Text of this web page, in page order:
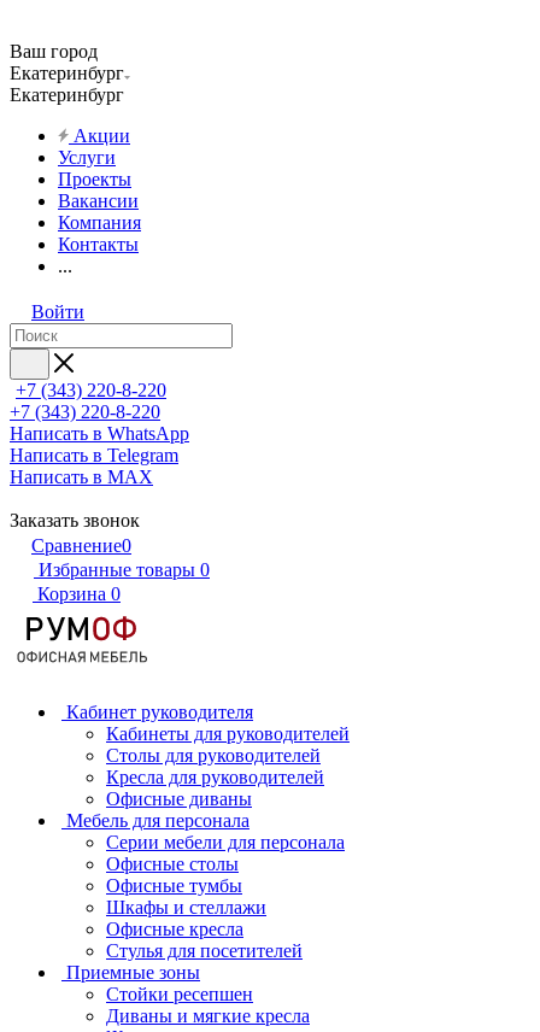
Ваш город
Екатеринбург
Екатеринбург
Акции
Услуги
Проекты
Вакансии
Компания
Контакты
...
Войти
+7 (343) 220-8-220
+7 (343) 220-8-220
Написать в WhatsApp
Написать в Telegram
Написать в MAX
Заказать звонок
Сравнение0
Избранные товары 0
Корзина 0
Кабинет руководителя
Кабинеты для руководителей
Столы для руководителей
Кресла для руководителей
Офисные диваны
Мебель для персонала
Серии мебели для персонала
Офисные столы
Офисные тумбы
Шкафы и стеллажи
Офисные кресла
Стулья для посетителей
Приемные зоны
Стойки ресепшен
Диваны и мягкие кресла